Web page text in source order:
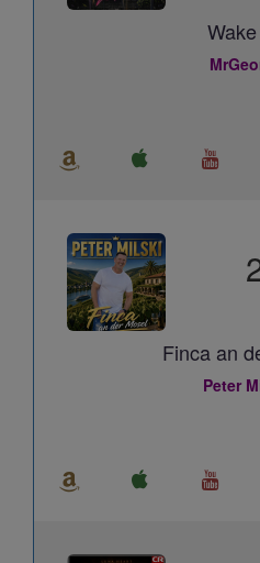
Finca an
Peter